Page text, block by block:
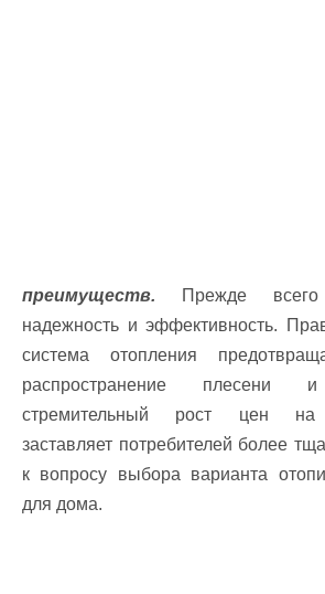
преимуществ. Прежде всего
надежность и эффективность.
система отопления
распространение
стремительный рост цен на
заставляет потребителей более
к вопросу выбора варианта
для дома.